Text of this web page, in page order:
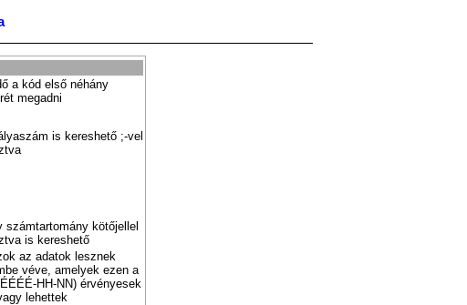
a kód első néhány
megadni
is kereshető ;-vel
számtartomány kötőjellel
is kereshető
az adatok lesznek
véve, amelyek ezen a
HH-NN) érvényesek
lehettek